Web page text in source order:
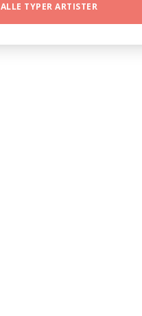
ALLE TYPER ARTISTER